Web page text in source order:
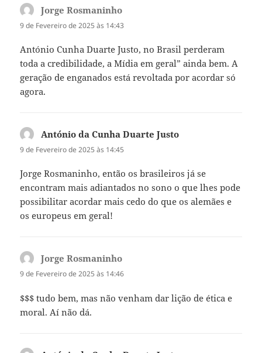
Jorge Rosmaninho
9 de Fevereiro de 2025 às 14:43
António Cunha Duarte Justo, no Brasil perderam
toda a credibilidade, a Mídia em geral” ainda bem. A
geração de enganados está revoltada por acordar só
agora.
António da Cunha Duarte Justo
9 de Fevereiro de 2025 às 14:45
Jorge Rosmaninho, então os brasileiros já se
encontram mais adiantados no sono o que lhes pode
possibilitar acordar mais cedo do que os alemães e
os europeus em geral!
Jorge Rosmaninho
9 de Fevereiro de 2025 às 14:46
$$$ tudo bem, mas não venham dar lição de ética e
moral. Aí não dá.